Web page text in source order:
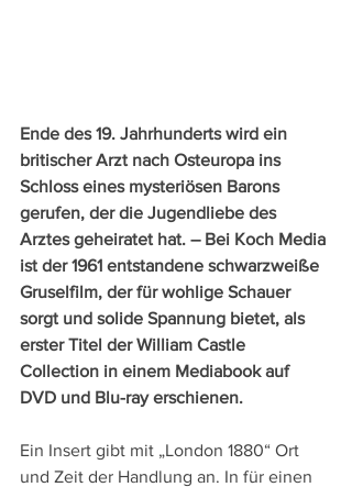
Ende des 19. Jahrhunderts wird ein
britischer Arzt nach Osteuropa ins
Schloss eines mysteriösen Barons
gerufen, der die Jugendliebe des
Arztes geheiratet hat. – Bei Koch Media
ist der 1961 entstandene schwarzweiße
Gruselfilm, der für wohlige Schauer
sorgt und solide Spannung bietet, als
erster Titel der William Castle
Collection in einem Mediabook auf
DVD und Blu-ray erschienen.
Ein Insert gibt mit „London 1880“ Ort
und Zeit der Handlung an. In für einen